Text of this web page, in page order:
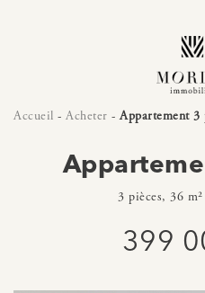
Accueil - Acheter -Appartement 3
3 pièces, 36
399